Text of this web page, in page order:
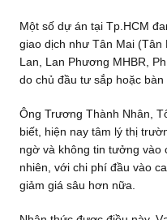
Một số dự án tại Tp.HCM
giao dịch như Tân Mai (Tân
Lan, Lan Phương MHBR,
do chủ đầu tư sắp hoặc bàn
Ông Trương Thành Nhân,
biết, hiện nay tâm lý thị
ngờ và không tin tưởng vào
nhiên, với chi phí đầu vào
giảm giá sâu hơn nữa.